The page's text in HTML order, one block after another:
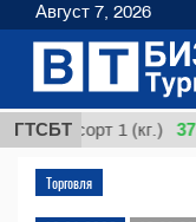
ГТСБТсорт 1 (кг.)
Торговля
Август 7, 2026